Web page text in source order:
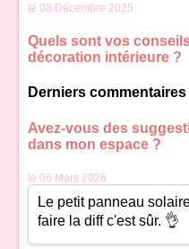
le 08 Décembre 2025
Quels sont vos
décoration intérieure ?
Derniers commentaires
Avez-vous des
dans mon espace ?
le 06 Mars 2026
Le petit panneau
faire la diff c'est sûr. 👌